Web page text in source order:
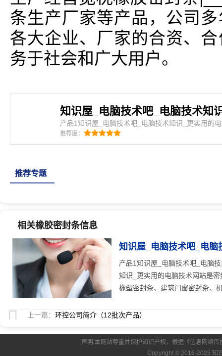
条生产厂家等产品，公司
各大企业、厂家的合资、
务于社会和广大用户。
产品1知识屋_电脑技术吧_电脑技术知识_更实用的
技术吧_电脑技术知识_更实用的电脑技术网站是密
条、汽车密封条、集装箱密封条、橡塑密封条、建
推荐度：
推荐专题
相关橡胶密封条信息
知识屋_电脑技术吧_电
25人关注
产品1知识屋_电脑技术吧_电脑
知识_更实用的电脑技术网站是
橡塑密封条、建筑门窗密封条、
上一篇： 环控公司简介（12批次产品）
声明:本网站尊重并保护知识产权，根据《信息网络
Copyright © 2016-2025 知